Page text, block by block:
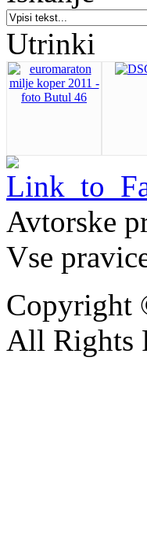
Utrinki
Avtorske
Vse
Copyright
All Rights